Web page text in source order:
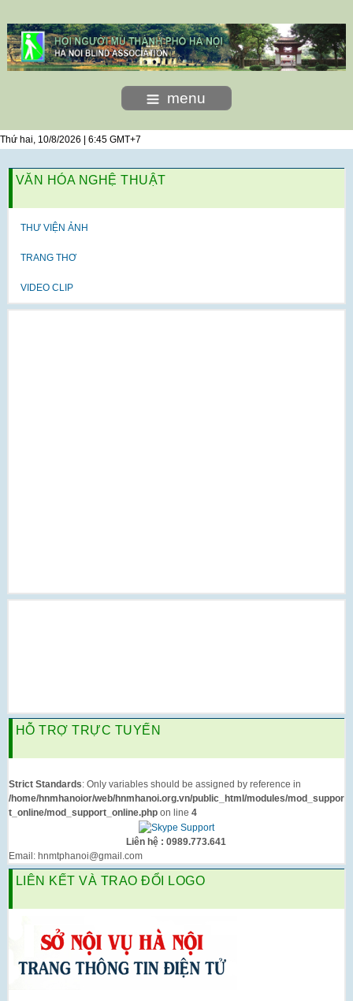
menu
Thứ hai, 10/8/2026 | 6:45 GMT+7
VĂN HÓA NGHỆ THUẬT
THƯ VIỆN ẢNH
TRANG THƠ
VIDEO CLIP
HỖ TRỢ TRỰC TUYẾN
Strict Standards: Only variables should be assigned by reference in
/home/hnmhanoior/web/hnmhanoi.org.vn/public_html/modules/mod_suppor
t_online/mod_support_online.phpon line 4
Liên hệ : 0989.773.641
Email: hnmtphanoi@gmail.com
LIÊN KẾT VÀ TRAO ĐỔI LOGO